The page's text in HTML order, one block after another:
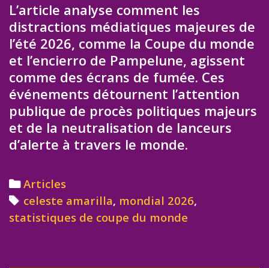
L’article analyse comment les
distractions médiatiques majeures de
l’été 2026, comme la Coupe du monde
et l’encierro de Pampelune, agissent
comme des écrans de fumée. Ces
événements détournent l’attention
publique de procès politiques majeurs
et de la neutralisation de lanceurs
d’alerte à travers le monde.
Categories
Articles
Tags
celeste amarilla, mondial 2026,
statistiques de coupe du monde